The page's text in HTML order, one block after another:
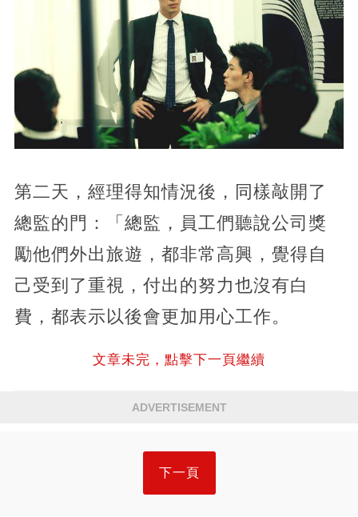
第二天，經理得知情況後，同樣敲開了
總監的門：「總監，員工們聽說公司獎
勵他們外出旅遊，都非常高興，覺得自
己受到了重視，付出的努力也沒有白
費，都表示以後會更加用心工作。
文章未完，點擊下一頁繼續
ADVERTISEMENT
下一頁